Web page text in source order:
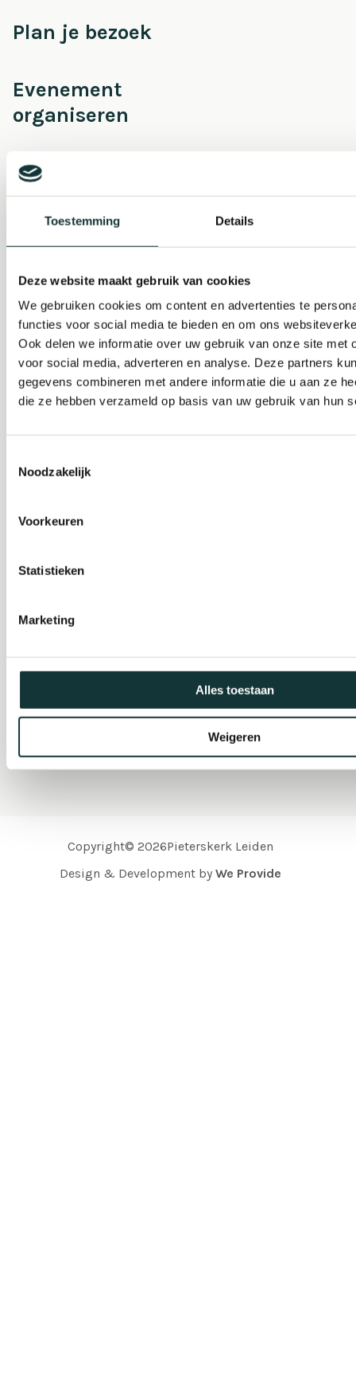
Toestemming Details
Deze website maakt gebruik van cookies
We gebruiken cookies om content en advertenties te
functies voor social media te bieden en om ons
Ook delen we informatie over uw gebruik van onze site met
voor social media, adverteren en analyse. Deze partners
gegevens combineren met andere informatie die u aan ze
die ze hebben verzameld op basis van uw gebruik van hun
Noodzakelijk
Voorkeuren
Statistieken
Marketing
Alles toestaan
Weigeren
Plan je bezoek
Evenement
organiseren
Steun ons
Orgel Masterclass
Auditie
De Pieterskerk als
museum
Onderhoud &
Café Pieter
Organisatie
Copyright© 2026Pieterskerk Leiden
Design & Development by We Provide